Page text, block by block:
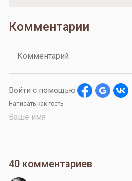
Комментарии
Комментарий
Войти с помощью
Написать как гость
40 комментариев